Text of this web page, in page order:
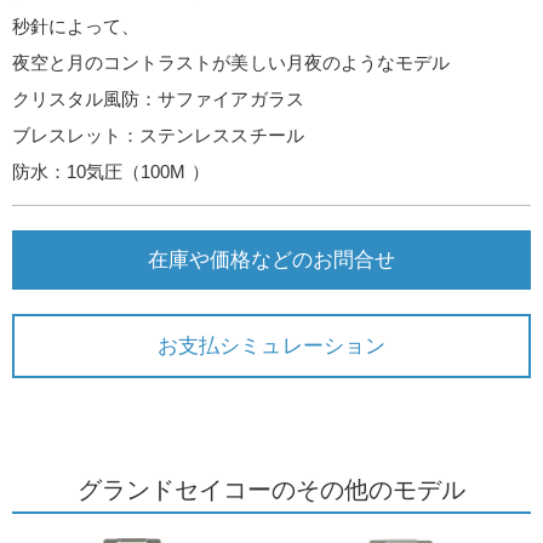
秒針によって、
夜空と月のコントラストが美しい月夜のようなモデル
クリスタル風防：サファイアガラス
ブレスレット：ステンレススチール
防水：10気圧（100M ）
在庫や価格などのお問合せ
お支払シミュレーション
グランドセイコーのその他のモデル